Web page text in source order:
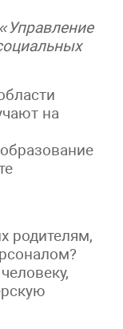
на
родителям,